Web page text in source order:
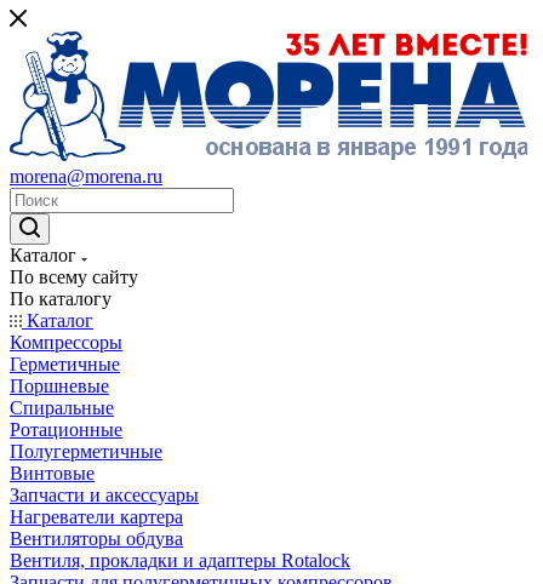
morena@morena.ru
Каталог
По всему сайту
По каталогу
Каталог
Компрессоры
Герметичные
Поршневые
Спиральные
Ротационные
Полугерметичные
Винтовые
Запчасти и аксессуары
Нагреватели картера
Вентиляторы обдува
Вентиля, прокладки и адаптеры Rotalock